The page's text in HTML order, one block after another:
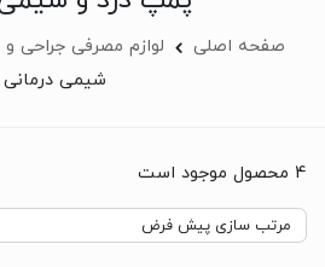
صفحه اصلی لوازم مصرفی جراحی
شیمی درمانی
4 محصول موجود است